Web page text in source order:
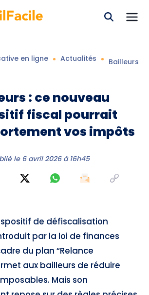
en ligne Actualités Bailleurs :
: ce nouveau
fiscal pourrait
vos impôts
le 6 avril 2026 à 16h45
de défiscalisation
par la loi de finances
du plan “Relance
aux bailleurs de réduire
Mais son